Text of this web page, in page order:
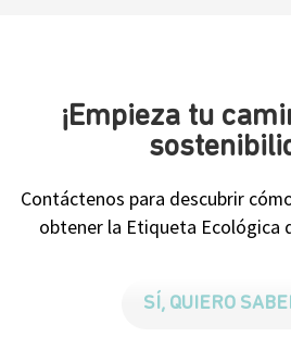
¡Empieza tu
Contáctenos para descubrir
obtener la Etiqueta Ecológica
SÍ, QUIERO